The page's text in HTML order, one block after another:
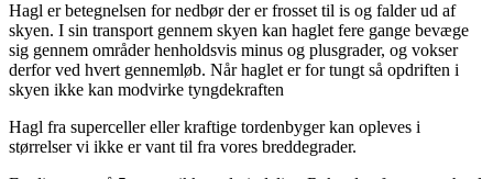
Hagl er betegnelsen for nedbør der er frosset til is og falder ud af
skyen. I sin transport gennem skyen kan haglet fere gange bevæge
sig gennem områder henholdsvis minus og plusgrader, og vokser
derfor ved hvert gennemløb. Når haglet er for tungt så opdriften i
skyen ikke kan modvirke tyngdekraften
Hagl fra superceller eller kraftige tordenbyger kan opleves i
størrelser vi ikke er vant til fra vores breddegrader.